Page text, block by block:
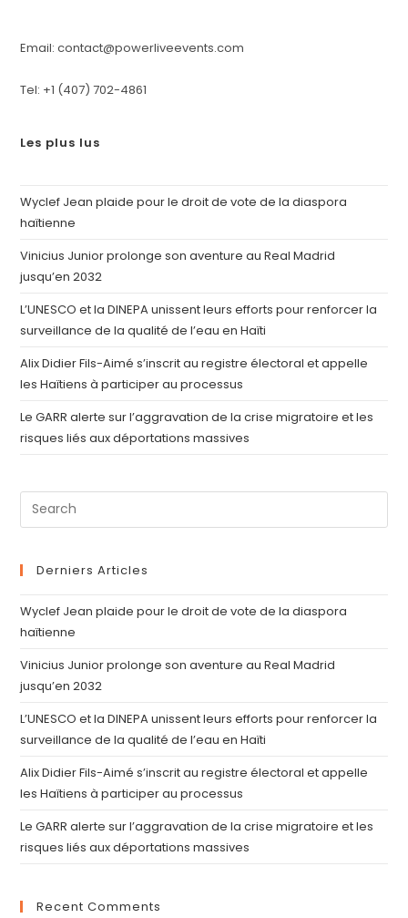
Email: contact@powerliveevents.com
Tel: +1 (407) 702-4861
Les plus lus
Wyclef Jean plaide pour le droit de vote de la diaspora
haïtienne
Vinicius Junior prolonge son aventure au Real Madrid
jusqu’en 2032
L’UNESCO et la DINEPA unissent leurs efforts pour renforcer la
surveillance de la qualité de l’eau en Haïti
Alix Didier Fils-Aimé s’inscrit au registre électoral et appelle
les Haïtiens à participer au processus
Le GARR alerte sur l’aggravation de la crise migratoire et les
risques liés aux déportations massives
Derniers Articles
Wyclef Jean plaide pour le droit de vote de la diaspora
haïtienne
Vinicius Junior prolonge son aventure au Real Madrid
jusqu’en 2032
L’UNESCO et la DINEPA unissent leurs efforts pour renforcer la
surveillance de la qualité de l’eau en Haïti
Alix Didier Fils-Aimé s’inscrit au registre électoral et appelle
les Haïtiens à participer au processus
Le GARR alerte sur l’aggravation de la crise migratoire et les
risques liés aux déportations massives
Recent Comments